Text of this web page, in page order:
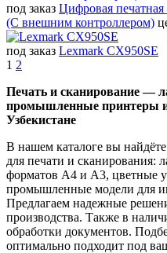
под заказ Цифровая
(С внешним контроллером)
под заказ Lexmark CX950SE
1 2
Печать и сканирование —
промышленные принтеры
Узбекистане
В нашем каталоге вы
для печати и
форматов A4 и A3, цветные
промышленные модели для
Предлагаем надежные
производства. Также в
обработки документов.
оптимально подходит под